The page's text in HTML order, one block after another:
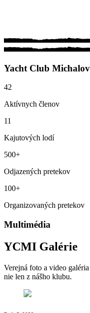
Yacht Club
42
Aktívnych členov
11
Kajutových lodí
500+
Odjazených pretekov
100+
Organizovaných pretekov
Multimédia
YCMI Galérie
Verejná foto a video
nie len z nášho klubu.